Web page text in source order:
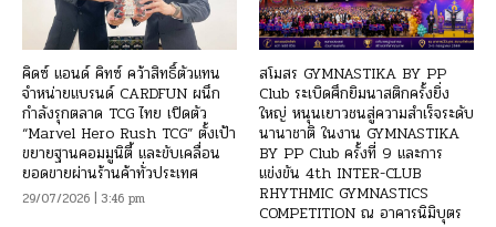
คิดซ์ แอนด์ คิทซ์ คว้าสิทธิ์ตัวแทน
จำหน่ายแบรนด์ CARDFUN ผนึก
กำลังรุกตลาด TCG ไทย เปิดตัว
“Marvel Hero Rush TCG” ตั้งเป้า
ขยายฐานคอมมูนิตี้ และขับเคลื่อน
ยอดขายผ่านร้านค้าทั่วประเทศ
29/07/2026 | 3:46 pm
สโมสร GYMNASTIKA BY PP
Club ระเบิดศึกยิมนาสติกครั้งยิ่ง
ใหญ่ หนุนเยาวชนสู่ความสำเร็จระดับ
นานาชาติ ในงาน GYMNASTIKA
BY PP Club ครั้งที่ 9 และการ
แข่งขัน 4th INTER-CLUB
RHYTHMIC GYMNASTICS
COMPETITION ณ อาคารนิมิบุตร